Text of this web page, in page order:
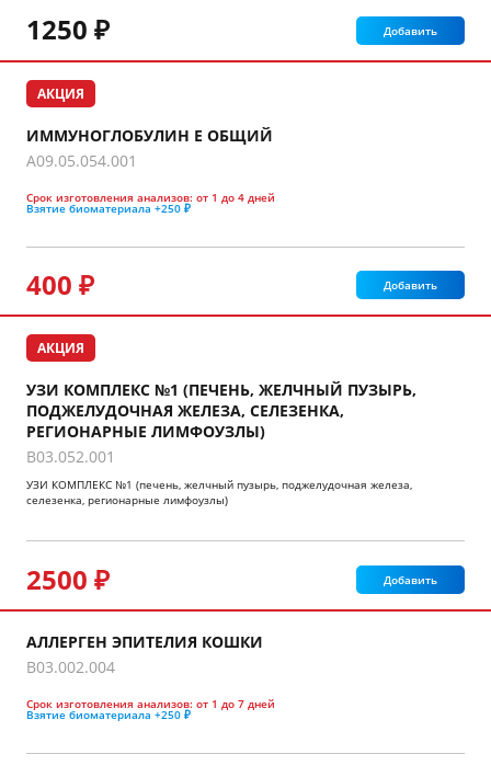
1250 ₽ Добавить
АКЦИЯ
ИММУНОГЛОБУЛИН Е ОБЩИЙ
A09.05.054.001
Срок изготовления анализов: от 1 до 4 дней
Взятие биоматериала +250 ₽
400 ₽ Добавить
АКЦИЯ
УЗИ КОМПЛЕКС №1 (ПЕЧЕНЬ, ЖЕЛЧНЫЙ ПУЗЫРЬ,
ПОДЖЕЛУДОЧНАЯ ЖЕЛЕЗА, СЕЛЕЗЕНКА,
РЕГИОНАРНЫЕ ЛИМФОУЗЛЫ)
B03.052.001
УЗИ КОМПЛЕКС №1 (печень, желчный пузырь, поджелудочная железа,
селезенка, регионарные лимфоузлы)
2500 ₽ Добавить
АЛЛЕРГЕН ЭПИТЕЛИЯ КОШКИ
B03.002.004
Срок изготовления анализов: от 1 до 7 дней
Взятие биоматериала +250 ₽